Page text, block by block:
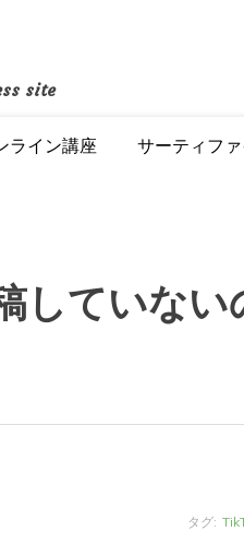
site
ライン講座 サーティフ
していな
タグ: